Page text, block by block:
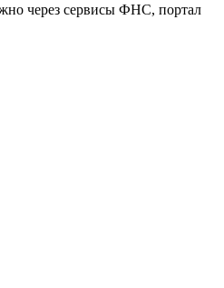
через сервисы ФНС, портал